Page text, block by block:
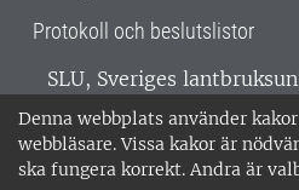
Denna webbplats använder
webbläsare. Vissa kakor är
ska fungera korrekt. Andra är
Protokoll och beslutslistor
SLU, Sveriges
verksamhet över hela
Alnarp, Uppsala och
miljöcertifierat enligt ISO